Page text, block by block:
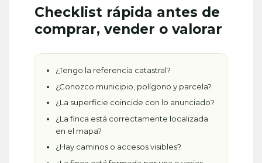
Checklist rápida antes de
comprar, vender o valorar
¿Tengo la referencia catastral?
¿Conozco municipio, polígono y parcela?
¿La superficie coincide con lo anunciado?
¿La finca está correctamente localizada
en el mapa?
¿Hay caminos o accesos visibles?